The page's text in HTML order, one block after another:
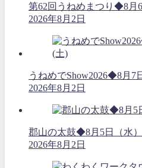
第62回うねめまつり◆8月
2026年8月2日
うねめでShow2026◆8月7
2026年8月2日
郡山の太鼓◆8月5日（水）
2026年8月2日